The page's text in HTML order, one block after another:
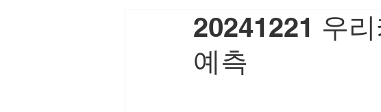
20241221 우
예측